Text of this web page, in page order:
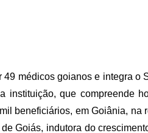
médicos goianos e integra o
que compreende
beneficiários, em Goiânia, na
Goiás, indutora do